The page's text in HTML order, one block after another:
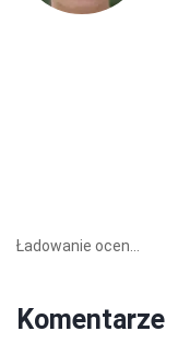
Ładowanie ocen...
Komentarze